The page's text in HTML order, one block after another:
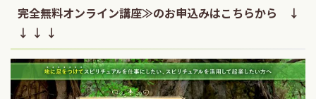
完全無料オンライン講座≫のお申込みはこちらから ↓
↓ ↓ ↓